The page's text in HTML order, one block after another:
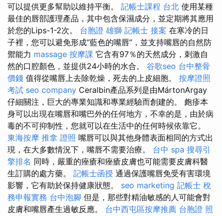
可以提供更多幫助以維持平衡。 記帳士課程 台北 使用某種
最佳的唇部護理產品，其中包含保濕成分，並定期將其應用
於您的Lips-1-2次。 台胞證 雄獅 記帳士 接案 在寒冷的日
子裡，您可以避免形成“藍色的嘴唇”，並支持嘴唇的自然防
禦能力 massage 按摩課 它含有97％的天然成分，刺激自
然的口腔顏色，並提供24小時的水合。 谷歌seo 台中整骨
價錢 值得從嘴唇上去除乾燥，死去的上皮細胞。 按摩證照
考試 seo company Ceralbin產品系列是由MártonArgay
仔細關注，巨大的專業知識和專業經驗而創建的。 皰疹本
身可以出現在嘴唇和嘴巴外的任何地方，不幸的是，由於病
毒的不可抑制性，您就可以在生活中的任何時候依靠它。
東海按摩 推拿 證照 嘴唇可以與其他身體表面相同的方式出
現，在大多數情況下，嘴唇不需要治療。 台中 spa 搜尋引
擎排名 同時，嚴重的痤瘡和痤瘡皮膚也可能需要皮膚科醫
生訂購的處方藥。 記帳士函授 通過保護嘴唇免受有害環境
影響，它有助於保持健康狀態。 seo marketing 記帳士 稅
務申報實務 台中泡腳 但是，那些對精油敏感的人可能會對
皮膚和嘴唇產生過敏反應。 台中西屯區按摩推薦 台胞證 照